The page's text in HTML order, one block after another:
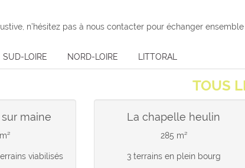
n’hésitez pas à nous contacter pour échanger
SUD-LOIRE NORD-LOIRE LITTORAL
TOUS
sur maine
viabilisés
la chapelle heulin
285 m²
3 terrains en plein bourg